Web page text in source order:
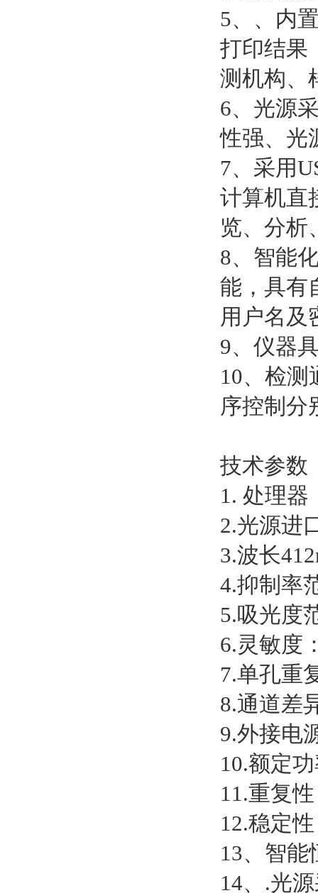
5、、内
打印结果
测机构、
6、光源
性强、光
7、采用
计算机直
览、分析
8、智能
能，具有
用户名及
9、仪器
10、检测
序控制分
技术参数
1. 处理器
2.光源进
3.波长
4.抑制率
5.吸光度
6.灵敏度
7.单孔重
8.通道差
9.外接电
10.额定
11.重复
12.稳定
13、智
14、.光